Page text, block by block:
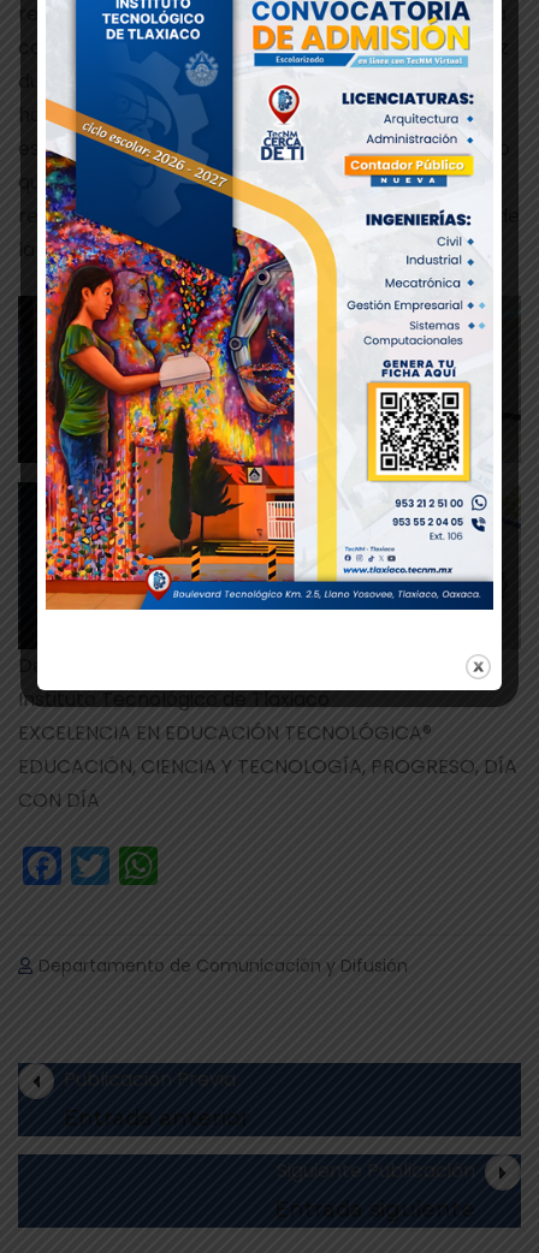
reconoce el esfuerzo, la disciplina, la dedicación y la
constancia demostrados por Zeltzin Pimentel Pérez
durante su trayectoria académica, cualidades que
hoy se reflejan en la culminación exitosa de sus
estudios profesionales y en la obtención de un título
que la acredita para desempeñarse con
responsabilidad, ética y compromiso en el ámbito de
la administración.
Instituto Tecnológico de Tlaxiaco
EXCELENCIA EN EDUCACIÓN TECNOLÓGICA®
EDUCACIÓN, CIENCIA Y TECNOLOGÍA, PROGRESO, DÍA
CON DÍA
Facebook
Twitter
Departamento de Comunicación y Difusión
Publicación Previa
Entrada anterior
Siguiente Publicación
Entrada siguiente